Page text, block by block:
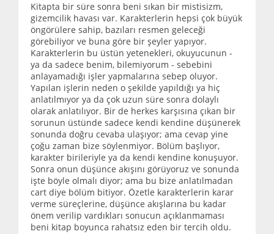
Kitapta bir süre sonra beni sıkan bir mistisizm,
gizemcilik havası var. Karakterlerin hepsi çok büyük
öngörülere sahip, bazıları resmen geleceği
görebiliyor ve buna göre bir şeyler yapıyor.
Karakterlerin bu üstün yetenekleri, okuyucunun -
ya da sadece benim, bilemiyorum - sebebini
anlayamadığı işler yapmalarına sebep oluyor.
Yapılan işlerin neden o şekilde yapıldığı ya hiç
anlatılmıyor ya da çok uzun süre sonra dolaylı
olarak anlatılıyor. Bir de herkes karşısına çıkan bir
sorunun üstünde sadece kendi kendine düşünerek
sonunda doğru cevaba ulaşıyor; ama cevap yine
çoğu zaman bize söylenmiyor. Bölüm başlıyor,
karakter birileriyle ya da kendi kendine konuşuyor.
Sonra onun düşünce akışını görüyoruz ve sonunda
işte böyle olmalı diyor; ama bu bize anlatılmadan
cart diye bölüm bitiyor. Özetle karakterlerin karar
verme süreçlerine, düşünce akışlarına bu kadar
önem verilip vardıkları sonucun açıklanmaması
beni kitap boyunca rahatsız eden bir tercih oldu.